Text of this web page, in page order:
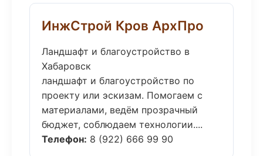
ИнжСтрой Кров АрхПро
Ландшафт и благоустройство в
Хабаровск
ландшафт и благоустройство по
проекту или эскизам. Помогаем с
материалами, ведём прозрачный
бюджет, соблюдаем технологии....
Телефон: 8 (922) 666 99 90